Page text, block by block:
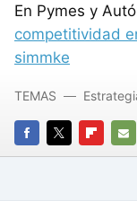
En Pymes y
competitividad
simmke
FACEBOOK
TWITTER
E-
TEMAS